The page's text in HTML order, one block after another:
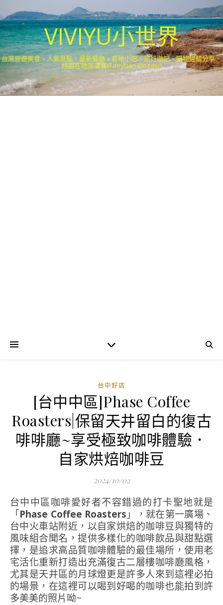
VIVIYU小世界
台灣旅遊美食、人氣景點、最新餐廳、各地小吃、旅行遊記、購物經驗分享．
桃園在地部落客(Taoyuan Blogger)
台中好店
[台中中區]Phase Coffee
Roasters|保留天井留白的復古
啡啡廳~享受極致咖啡體驗．
自家烘焙咖啡豆
2024/10/02
台中中區咖啡愛好者不容錯過的打卡聖地就是
「Phase Coffee Roasters 」，就在第一廣場、
台中火車站附近，以自家烘焙的咖啡豆與獨特的
風味組合聞名，提供多樣化的咖啡飲品與甜點選
擇，是追求高品質咖啡體驗的最佳場所，使用老
宅活化重新打造出充滿復古二層樓咖啡廳風格，
尤其是天井區的月球燈更是許多人來到這裡必拍
的場景，在這裡可以喝到好喝的咖啡也能拍到許
多美美的照片呦~